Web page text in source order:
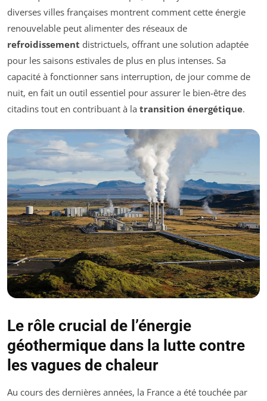
diverses villes françaises montrent comment cette énergie
renouvelable peut alimenter des réseaux de
refroidissement districtuels, offrant une solution adaptée
pour les saisons estivales de plus en plus intenses. Sa
capacité à fonctionner sans interruption, de jour comme de
nuit, en fait un outil essentiel pour assurer le bien-être des
citadins tout en contribuant à la transition énergétique.
Le rôle crucial de l’énergie
géothermique dans la lutte contre
les vagues de chaleur
Au cours des dernières années, la France a été touchée par